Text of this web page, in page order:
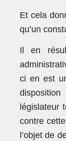
Et cela
qu’un
Il en
ci en est
législateur
contre
l’objet de